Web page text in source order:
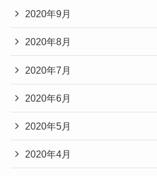
2020年9月
2020年8月
2020年7月
2020年6月
2020年5月
2020年4月